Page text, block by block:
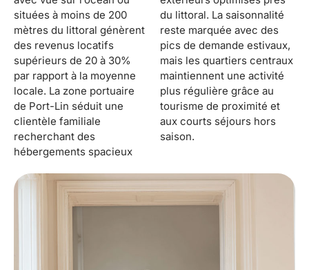
situées à moins de 200
mètres du littoral génèrent
des revenus locatifs
supérieurs de 20 à 30%
par rapport à la moyenne
locale. La zone portuaire
de Port-Lin séduit une
clientèle familiale
recherchant des
hébergements spacieux
du littoral. La saisonnalité
reste marquée avec des
pics de demande estivaux,
mais les quartiers centraux
maintiennent une activité
plus régulière grâce au
tourisme de proximité et
aux courts séjours hors
saison.